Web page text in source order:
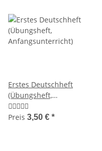
Erstes Deutschheft
(Übungsheft,
Anfangsunterricht)
Preis 3,50 € *